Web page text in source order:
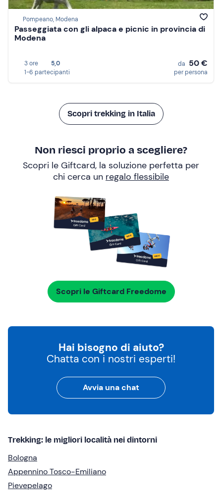
Pompeano, Modena
Passeggiata con gli alpaca e picnic in provincia di
Modena
3 ore
5,0
1-6 partecipanti
da 50 €
per persona
Scopri trekking in Italia
Non riesci proprio a scegliere?
Scopri le Giftcard, la soluzione perfetta per
chi cerca un regalo flessibile
Scopri le Giftcard Freedome
Hai bisogno di aiuto?
Chatta con i nostri esperti!
Avvia una chat
Trekking: le migliori località nei dintorni
Bologna
Appennino Tosco-Emiliano
Pievepelago